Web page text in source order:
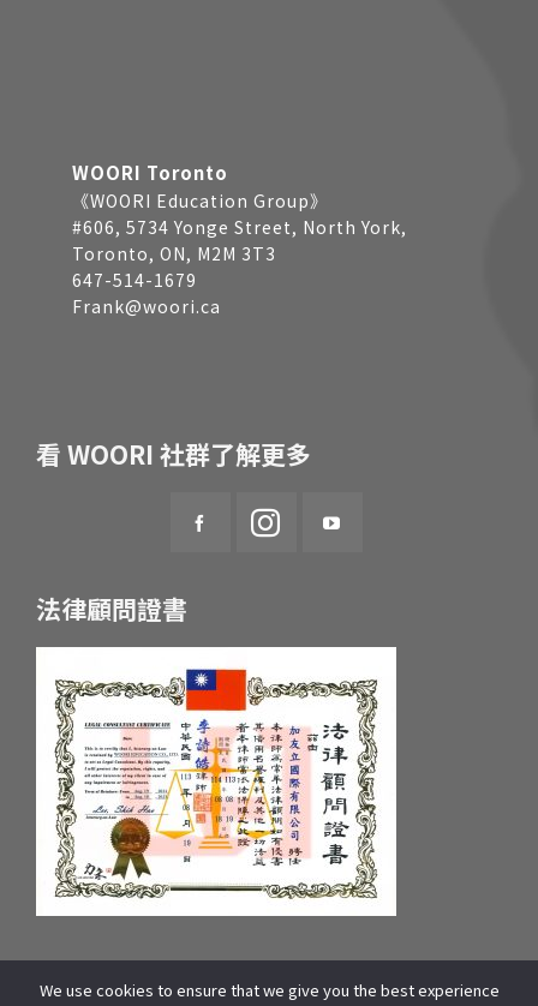
WOORI Toronto
《WOORI Education Group》
#606, 5734 Yonge Street, North York,
Toronto, ON, M2M 3T3
647-514-1679
Frank@woori.ca
看 WOORI 社群了解更多
法律顧問證書
We use cookies to ensure that we give you the best experience